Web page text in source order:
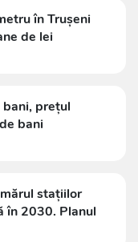
în Trușeni
de lei
bani, prețul
bani
stațiilor
în 2030. Planul